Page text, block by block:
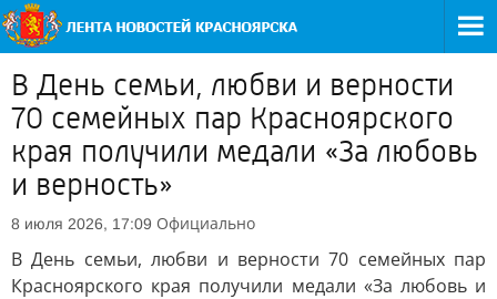
В День семьи, любви и верности
70 семейных пар Красноярского
края получили медали «За любовь
и верность»
8 июля 2026, 17:09 Официально
В День семьи, любви и верности 70 семейных пар
Красноярского края получили медали «За любовь и